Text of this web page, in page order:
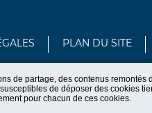
de partage, des contenus remontés
de déposer des cookies
pour chacun de ces cookies.
PLAN DU SITE